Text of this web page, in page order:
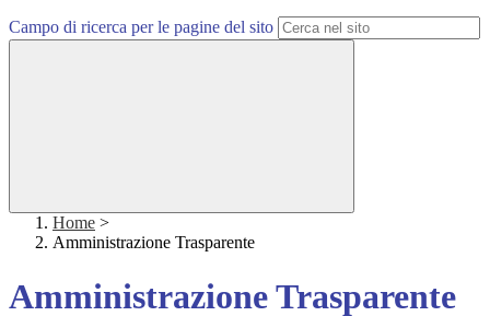
Campo di ricerca per le pagine del sito
Home >
Amministrazione Trasparente
Amministrazione Trasparente